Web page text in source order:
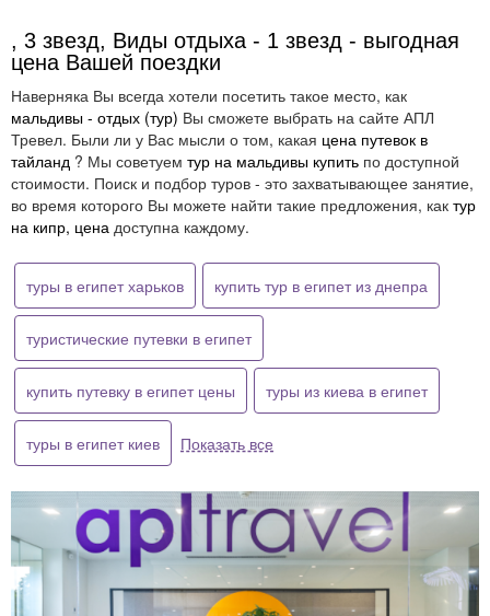
, 3 звезд, Виды отдыха - 1 звезд - выгодная
цена Вашей поездки
Наверняка Вы всегда хотели посетить такое место, как
мальдивы - отдых (тур) Вы сможете выбрать на сайте АПЛ
Тревел. Были ли у Вас мысли о том, какая цена путевок в
тайланд ? Мы советуем тур на мальдивы купить по доступной
стоимости. Поиск и подбор туров - это захватывающее занятие,
во время которого Вы можете найти такие предложения, как тур
на кипр, цена доступна каждому.
туры в египет харьков купить тур в египет из днепра
туристические путевки в египет
купить путевку в египет цены туры из киева в египет
туры в египет киев Показать все